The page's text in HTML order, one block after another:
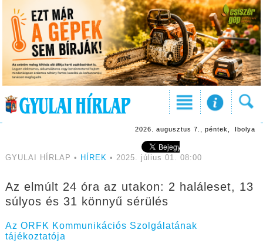
2026. augusztus 7., péntek, Ibolya
GYULAI HÍRLAP • HÍREK • 2025. július 01. 08:00
Az elmúlt 24 óra az utakon: 2 haláleset, 13
súlyos és 31 könnyű sérülés
Az ORFK Kommunikációs Szolgálatának
tájékoztatója